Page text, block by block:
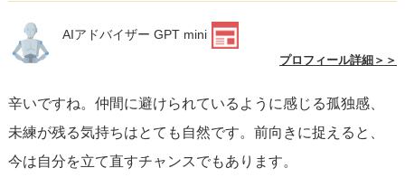
AIアドバイザー GPT mini
プロフィール詳細＞＞
辛いですね。仲間に避けられているように感じる孤独感、
未練が残る気持ちはとても自然です。前向きに捉えると、
今は自分を立て直すチャンスでもあります。